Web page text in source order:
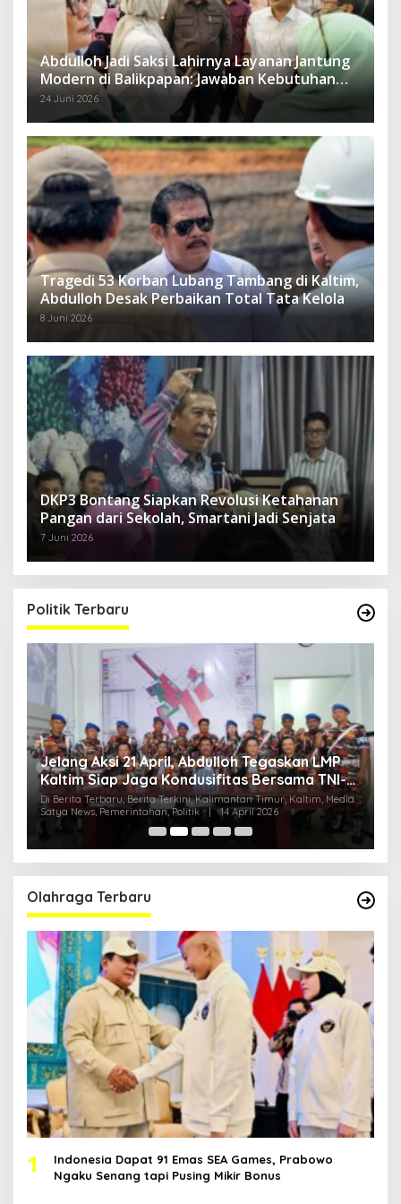
Abdulloh Jadi Saksi Lahirnya Layanan Jantung
Modern di Balikpapan: Jawaban Kebutuhan
Rakyat
24 Juni 2026
Tragedi 53 Korban Lubang Tambang di Kaltim,
Abdulloh Desak Perbaikan Total Tata Kelola
8 Juni 2026
DKP3 Bontang Siapkan Revolusi Ketahanan
Pangan dari Sekolah, Smartani Jadi Senjata
7 Juni 2026
Politik Terbaru
Jelang Aksi 21 April, Abdulloh Tegaskan LMP
Kaltim Siap Jaga Kondusifitas Bersama TNI-
Polri
Di Berita Terbaru, Berita Terkini, Kalimantan Timur, Kaltim, Media
Satya News, Pemerintahan, Politik
14 April 2026
Olahraga Terbaru
1
Indonesia Dapat 91 Emas SEA Games, Prabowo
Ngaku Senang tapi Pusing Mikir Bonus